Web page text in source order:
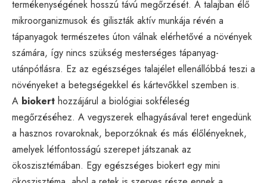
termékenységének hosszú távú megőrzését. A talajban élő
mikroorganizmusok és giliszták aktív munkája révén a
tápanyagok természetes úton válnak elérhetővé a növények
számára, így nincs szükség mesterséges tápanyag-
utánpótlásra. Ez az egészséges talajélet ellenállóbbá teszi a
növényeket a betegségekkel és kártevőkkel szemben is.
A biokert hozzájárul a biológiai sokféleség
megőrzéséhez. A vegyszerek elhagyásával teret engedünk
a hasznos rovaroknak, beporzóknak és más élőlényeknek,
amelyek létfontosságú szerepet játszanak az
ökoszisztémában. Egy egészséges biokert egy mini